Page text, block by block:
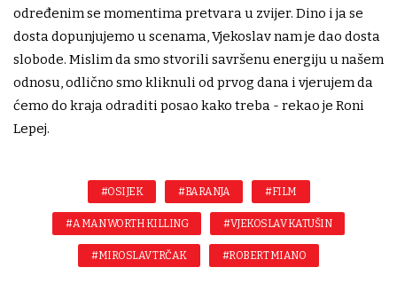
određenim se momentima pretvara u zvijer. Dino i ja se
dosta dopunjujemo u scenama, Vjekoslav nam je dao dosta
slobode. Mislim da smo stvorili savršenu energiju u našem
odnosu, odlično smo kliknuli od prvog dana i vjerujem da
ćemo do kraja odraditi posao kako treba - rekao je Roni
Lepej.
#OSIJEK #BARANJA #FILM
#A MAN WORTH KILLING #VJEKOSLAV KATUŠIN
#MIROSLAV TRČAK #ROBERT MIANO